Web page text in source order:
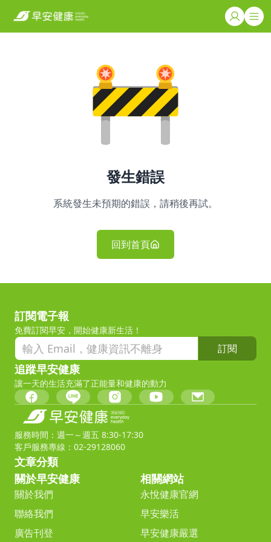
發生錯誤
系統發生未預期的錯誤，請稍後再試。
回到首頁
訂閱電子報
免費訂閱早安，開始健康新生活！
訂閱
追蹤早安健康
讓一天的生活充滿了正能量和健康的動力
服務時間：週一～週五 8:30-17:30
客戶服務專線：02-29128060
文章分類
關於早安健康
關於我們
聯絡我們
廣告刊登
相關網站
永悅健康官網
早安樂活
早安健康嚴選